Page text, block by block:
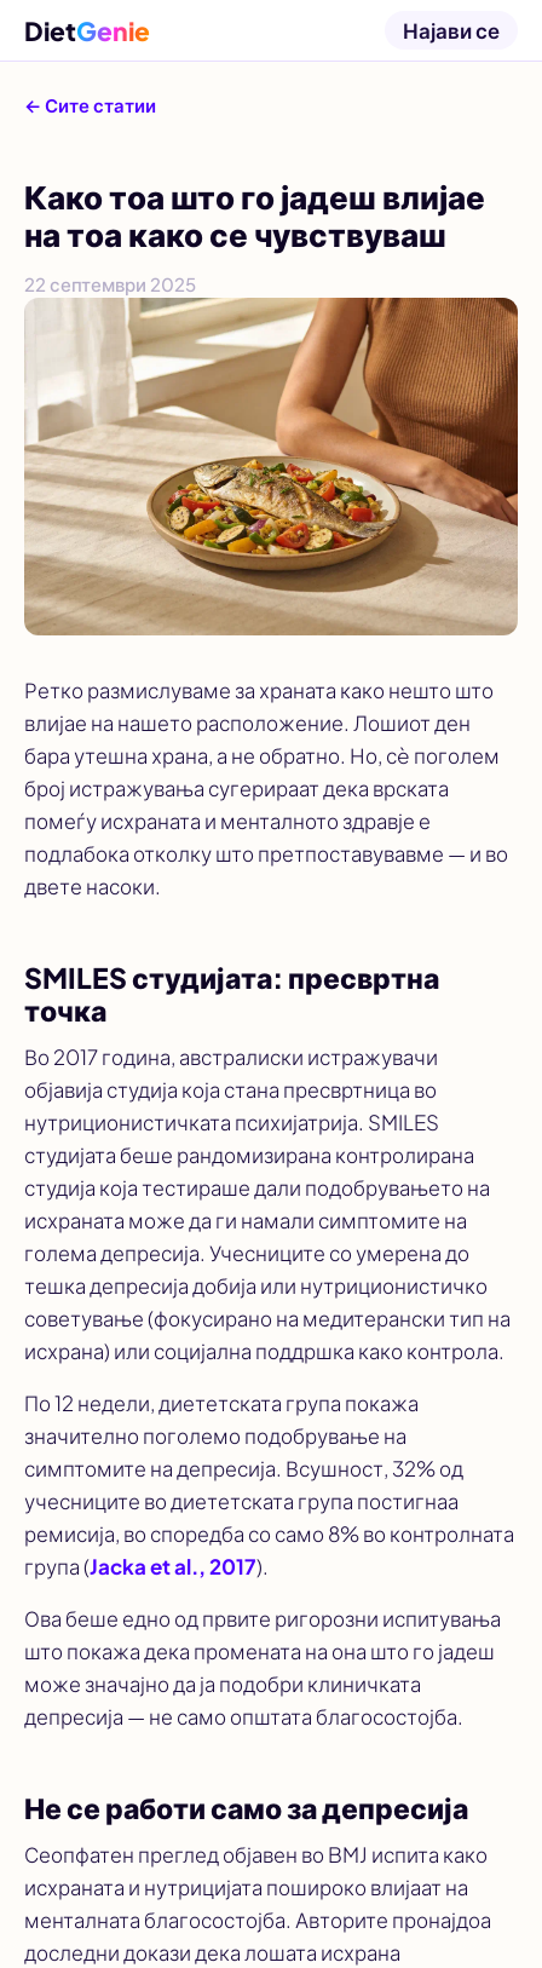
DietGenie Најави се
← Сите статии
Како тоа што го јадеш влијае
на тоа како се чувствуваш
22 септември 2025
Ретко размислуваме за храната како нешто што
влијае на нашето расположение. Лошиот ден
бара утешна храна, а не обратно. Но, сè поголем
број истражувања сугерираат дека врската
помеѓу исхраната и менталното здравје е
подлабока отколку што претпоставувавме — и во
двете насоки.
SMILES студијата: пресвртна
точка
Во 2017 година, австралиски истражувачи
објавија студија која стана пресвртница во
нутриционистичката психијатрија. SMILES
студијата беше рандомизирана контролирана
студија која тестираше дали подобрувањето на
исхраната може да ги намали симптомите на
голема депресија. Учесниците со умерена до
тешка депресија добија или нутриционистичко
советување (фокусирано на медитерански тип на
исхрана) или социјална поддршка како контрола.
По 12 недели, диететската група покажа
значително поголемо подобрување на
симптомите на депресија. Всушност, 32% од
учесниците во диететската група постигнаа
ремисија, во споредба со само 8% во контролната
група (Jacka et al., 2017).
Ова беше едно од првите ригорозни испитувања
што покажа дека промената на она што го јадеш
може значајно да ја подобри клиничката
депресија — не само општата благосостојба.
Не се работи само за депресија
Сеопфатен преглед објавен во BMJ испита како
исхраната и нутрицијата пошироко влијаат на
менталната благосостојба. Авторите пронајдоа
доследни докази дека лошата исхрана